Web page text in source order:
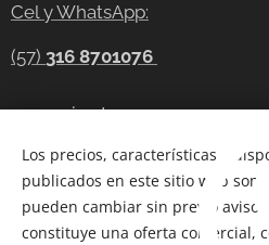
Cel y WhatsApp:
(57) 316 8701076
Cel y WhatsApp:(57)316
Cel: (57) 300 8686914
Los precios, características y
publicados en este sitio web son
pueden cambiar sin previo aviso.
constituye una oferta comercial,